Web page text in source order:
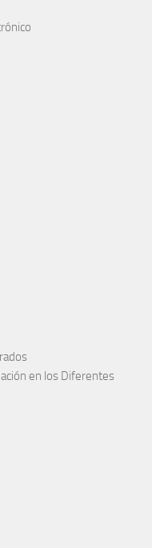
en los Diferentes